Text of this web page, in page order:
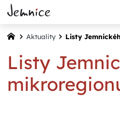
Aktuality Listy
Listy